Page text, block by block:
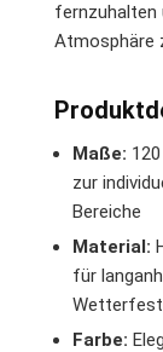
fernzuhalten
Atmosphäre
Maße:
zur
Bereiche
Material:
für
Farbe: